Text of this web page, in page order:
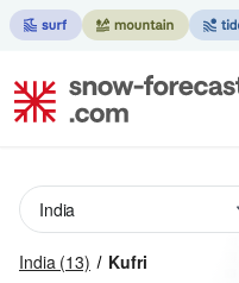
India (13) Kufri